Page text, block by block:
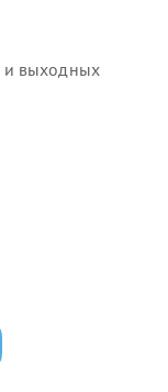
и выходных